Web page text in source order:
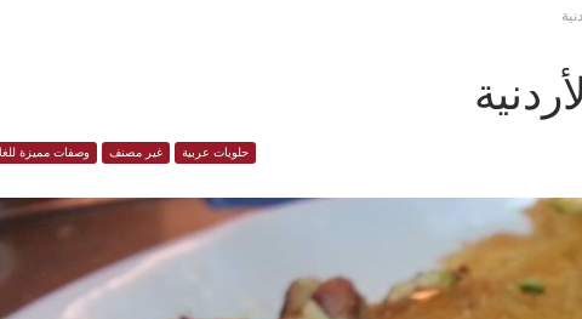
حلويات عربية غير مصنف وصفات مميزة